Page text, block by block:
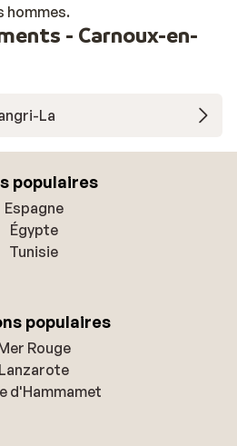
hommes.
- Carnoux-en-
La
populaires
Espagne
Égypte
Tunisie
populaires
Rouge
Lanzarote
d'Hammamet